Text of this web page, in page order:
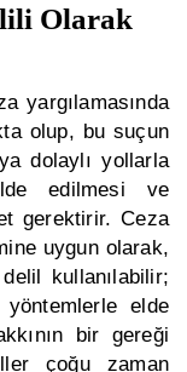
Olarak
yargılamasında
olup, bu suçun
dolaylı yollarla
edilmesi ve
gerektirir. Ceza
uygun olarak,
kullanılabilir;
elde
bir gereği
çoğu zaman